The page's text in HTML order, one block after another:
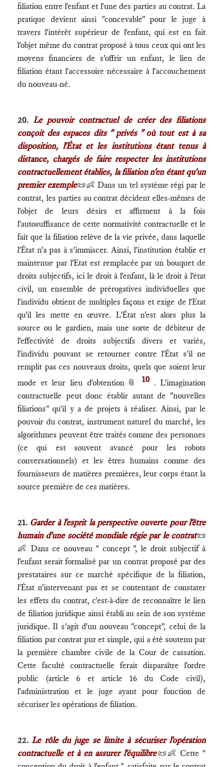
filiation entre l'enfant et l'une des parties au contrat. La
pratique devient ainsi "concevable" pour le juge à
travers l'intérêt supérieur de l'enfant, qui est en fait
l'objet même du contrat proposé à tous ceux qui ont les
moyens financiers de s'offrir un enfant, le lien de
filiation étant l'accessoire nécessaire à l'accouchement
du nouveau-né.
20. Le pouvoir contractuel de créer des filiations
conçoit des espaces dits " privés " où tout est à sa
disposition, l'État et les institutions étant tenus à
distance, chargés de faire respecter les institutions
contractuellement établies, la filiation n'en étant qu'un
premier exemple📜👶 Dans un tel système régi par le
contrat, les parties au contrat décident elles-mêmes de
l'objet de leurs désirs et affirment à la fois
l'autosuffisance de cette normativité contractuelle et le
fait que la filiation relève de la vie privée, dans laquelle
l'État n'a pas à s'immiscer. Ainsi, l'institution établie et
maintenue par l'Etat est remplacée par un bouquet de
droits subjectifs, ici le droit à l'enfant, là le droit à l'état
civil, un ensemble de prérogatives individuelles que
l'individu obtient de multiples façons et exige de l'Etat
qu'il les mette en œuvre. L'État n'est alors plus la
source ou le gardien, mais une sorte de débiteur de
l'effectivité de droits subjectifs divers et variés,
l'individu pouvant se retourner contre l'État s'il ne
remplit pas ces nouveaux droits, quels que soient leur
mode et leur lieu d'obtention 📎 10 . L'imagination
contractuelle peut donc établir autant de "nouvelles
filiations" qu'il y a de projets à réaliser. Ainsi, par le
pouvoir du contrat, instrument naturel du marché, les
algorithmes peuvent être traités comme des personnes
(ce qui est souvent avancé pour les robots
conversationnels) et les êtres humains comme des
fournisseurs de matières premières, leur corps étant la
source première de ces matières.
21. Garder à l'esprit la perspective ouverte pour l'être
humain d'une société mondiale régie par le contrat📜
👶 Dans ce nouveau " concept ", le droit subjectif à
l'enfant serait formalisé par un contrat proposé par des
prestataires sur ce marché spécifique de la filiation,
l'État n'intervenant pas et se contentant de constater
les effets du contrat, c'est-à-dire de reconnaître le lien
de filiation juridique ainsi établi au sein de son système
juridique. Il s'agit d'un nouveau "concept", celui de la
filiation par contrat pur et simple, qui a été soutenu par
la première chambre civile de la Cour de cassation.
Cette faculté contractuelle ferait disparaître l'ordre
public (article 6 et article 16 du Code civil),
l'administration et le juge ayant pour fonction de
sécuriser les opérations de filiation.
22.Le rôle du juge se limite à sécuriser l'opération
contractuelle et à en assurer l'équilibre📜👶 Cette "